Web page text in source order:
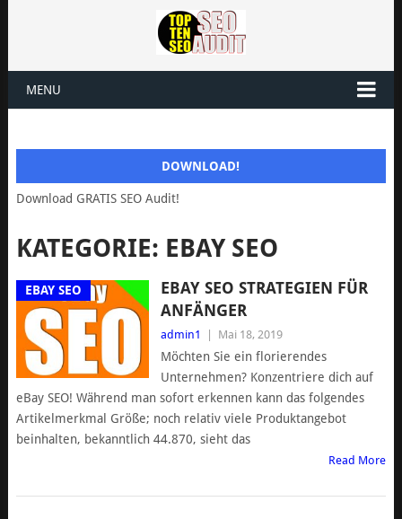
MENU
DOWNLOAD!
Download GRATIS SEO Audit!
KATEGORIE: EBAY SEO
EBAY SEO
EBAY SEO STRATEGIEN FÜR
ANFÄNGER
admin1 Mai 18, 2019
Möchten Sie ein florierendes
Unternehmen? Konzentriere dich auf
eBay SEO! Während man sofort erkennen kann das folgendes
Artikelmerkmal Größe; noch relativ viele Produktangebot
beinhalten, bekanntlich 44.870, sieht das
Read More